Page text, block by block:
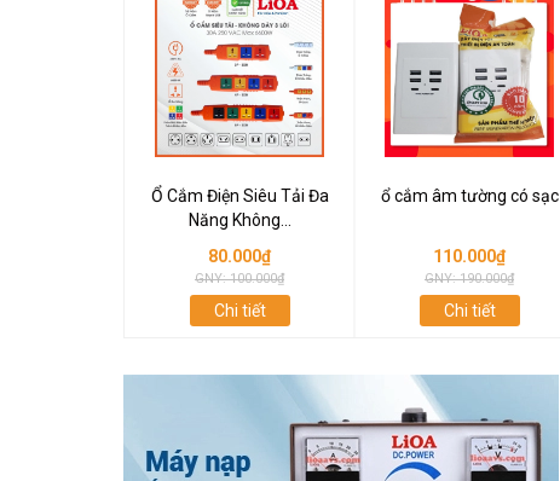
Ổ Cắm Điện Siêu Tải Đa
Năng Không...
80.000₫
GNY: 100.000₫
Chi tiết
ổ cắm âm tường có sạc
110.000₫
GNY: 190.000₫
Chi tiết